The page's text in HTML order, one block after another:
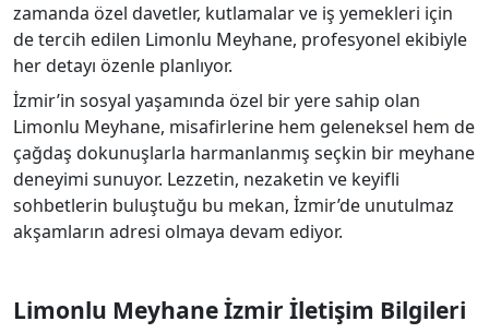
zamanda özel davetler, kutlamalar ve iş yemekleri için
de tercih edilen Limonlu Meyhane, profesyonel ekibiyle
her detayı özenle planlıyor.
İzmir’in sosyal yaşamında özel bir yere sahip olan
Limonlu Meyhane, misafirlerine hem geleneksel hem de
çağdaş dokunuşlarla harmanlanmış seçkin bir meyhane
deneyimi sunuyor. Lezzetin, nezaketin ve keyifli
sohbetlerin buluştuğu bu mekan, İzmir’de unutulmaz
akşamların adresi olmaya devam ediyor.
Limonlu Meyhane İzmir İletişim Bilgileri